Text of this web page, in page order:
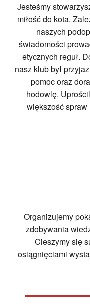
Jesteśmy
miłość do kota.
naszych
świadomości
etycznych reguł.
nasz klub był
pomoc oraz
hodowlę.
większość spraw
Organizujemy
zdobywania
Cieszymy się
osiągnięciami